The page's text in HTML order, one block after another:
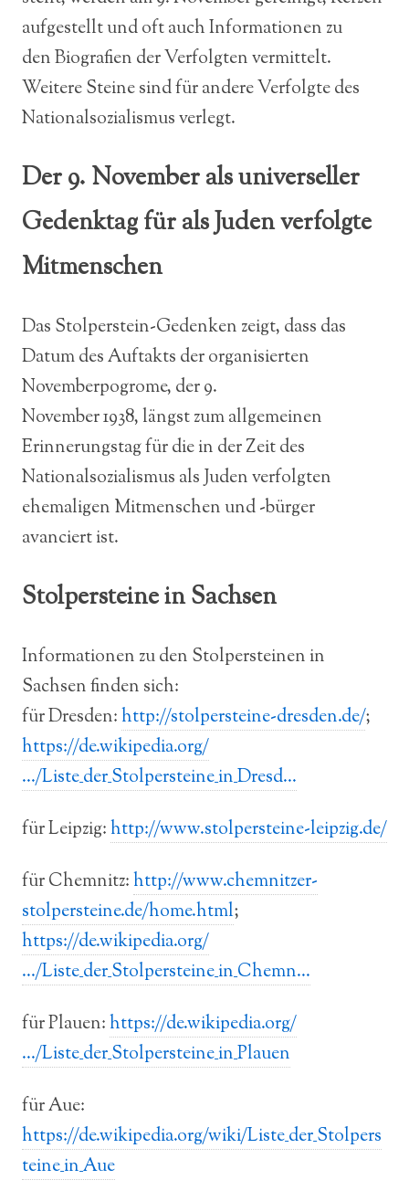
aufgestellt und oft auch Informationen zu
den Biografien der Verfolgten vermittelt.
Weitere Steine sind für andere Verfolgte des
Nationalsozialismusverlegt.
Der 9. November als universeller
Gedenktag für als Juden verfolgte
Mitmenschen
Das Stolperstein-Gedenken zeigt, dass das
Datum des Auftakts der organisierten
Novemberpogrome, der 9.
November 1938, längst zum allgemeinen
Erinnerungstag für die in der Zeit des
Nationalsozialismus als Juden verfolgten
ehemaligen Mitmenschen und -bürger
avanciert ist.
Stolpersteine in Sachsen
Informationen zu den Stolpersteinen in
Sachsen finden sich:
für Dresden:http://stolpersteine-dresden.de/;
https://de.wikipedia.org/
…/Liste_der_Stolpersteine_in_Dresd…
für Leipzig:http://www.stolpersteine-leipzig.de/
für Chemnitz:http://www.chemnitzer-
stolpersteine.de/home.html;
https://de.wikipedia.org/
…/Liste_der_Stolpersteine_in_Chemn…
für Plauen:https://de.wikipedia.org/
…/Liste_der_Stolpersteine_in_Plauen
für Aue:
https://de.wikipedia.org/wiki/Liste_der_Stolpers
teine_in_Aue